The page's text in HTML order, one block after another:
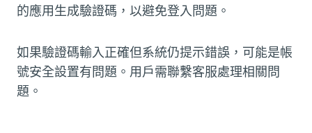
的應用生成驗證碼，以避免登入問題。
如果驗證碼輸入正確但系統仍提示錯誤，可能是帳
號安全設置有問題。用戶需聯繫客服處理相關問
題。